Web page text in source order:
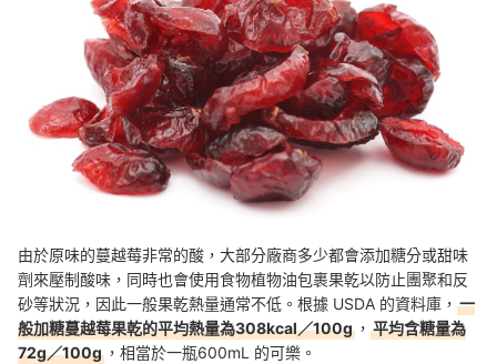
由於原味的蔓越莓非常的酸，大部分廠商多少都會添加糖分或甜味
劑來壓制酸味，同時也會使用食物植物油包裹果乾以防止團聚和反
砂等狀況，因此一般果乾熱量通常不低。根據 USDA 的資料庫， 一
般加糖蔓越莓果乾的平均熱量為308kcal／100g ， 平均含糖量為
72g／100g ，相當於一瓶600mL 的可樂。